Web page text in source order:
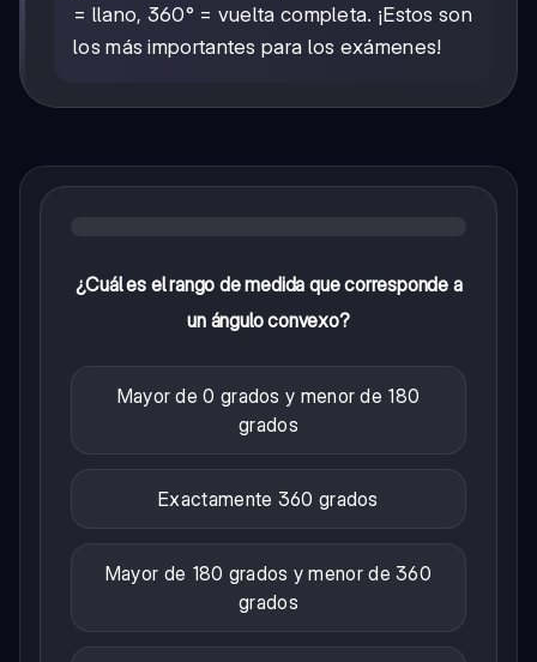
= llano, 360° = vuelta completa. ¡Estos son
los más importantes para los exámenes!
¿Cuál es el rango de medida que corresponde a
un ángulo convexo?
Mayor de 0 grados y menor de 180
grados
Exactamente 360 grados
Mayor de 180 grados y menor de 360
grados